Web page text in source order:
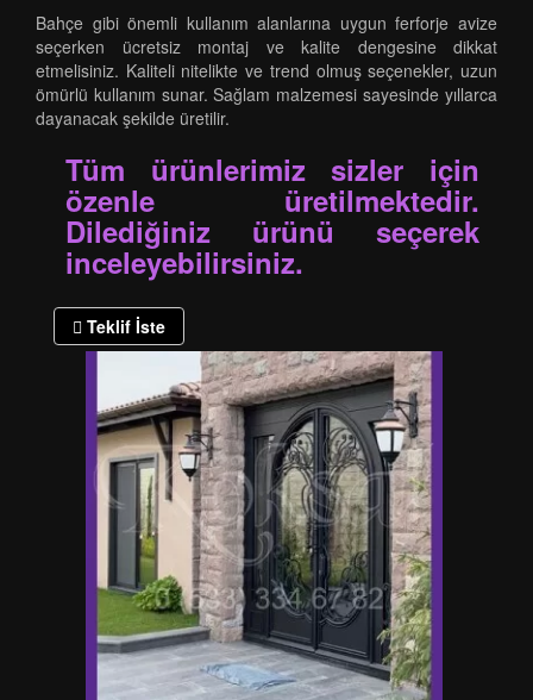
Bahçe gibi önemli kullanım alanlarına uygun ferforje avize
seçerken ücretsiz montaj ve kalite dengesine dikkat
etmelisiniz. Kaliteli nitelikte ve trend olmuş seçenekler, uzun
ömürlü kullanım sunar. Sağlam malzemesi sayesinde yıllarca
dayanacak şekilde üretilir.
Tüm ürünlerimiz sizler için
özenle üretilmektedir.
Dilediğiniz ürünü seçerek
inceleyebilirsiniz.
Teklif İste